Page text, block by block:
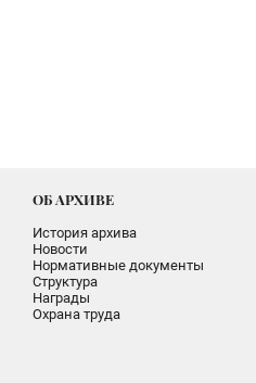
ОБ АРХИВЕ
История архива
Новости
Нормативные документы
Структура
Награды
Охрана труда